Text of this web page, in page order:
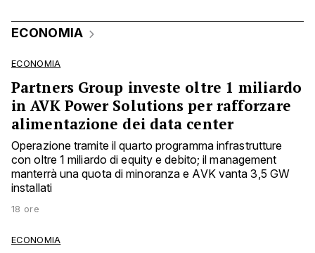
ECONOMIA
ECONOMIA
Partners Group investe oltre 1 miliardo
in AVK Power Solutions per rafforzare
alimentazione dei data center
Operazione tramite il quarto programma infrastrutture
con oltre 1 miliardo di equity e debito; il management
manterrà una quota di minoranza e AVK vanta 3,5 GW
installati
18 ore
ECONOMIA